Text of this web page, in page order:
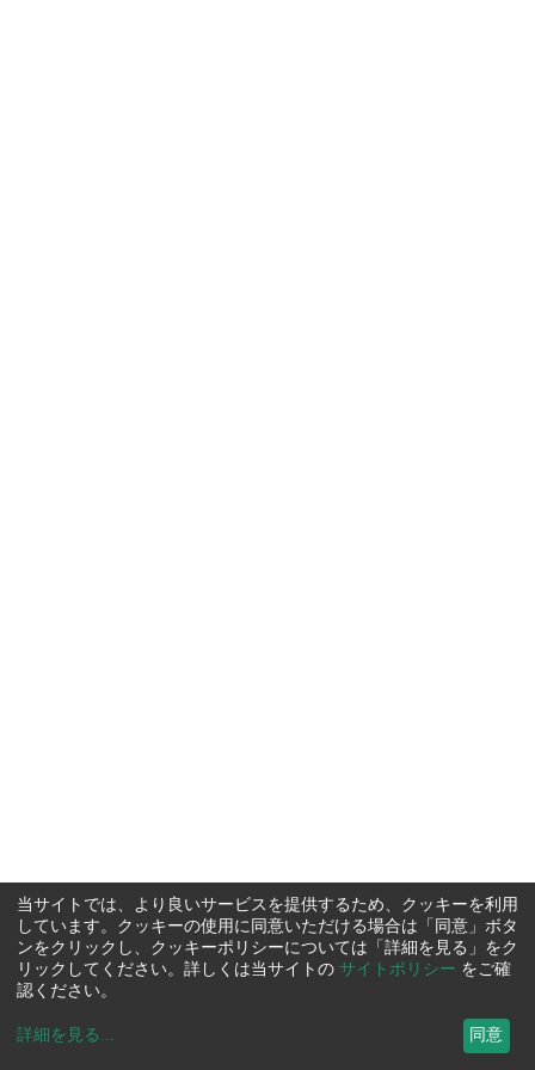
当サイトでは、より良いサービスを提供するため、クッキーを利用
しています。クッキーの使用に同意いただける場合は「同意」ボタ
ンをクリックし、クッキーポリシーについては「詳細を見る」をク
リックしてください。詳しくは当サイトの サイトポリシー をご確
認ください。
詳細を見る ... 同意